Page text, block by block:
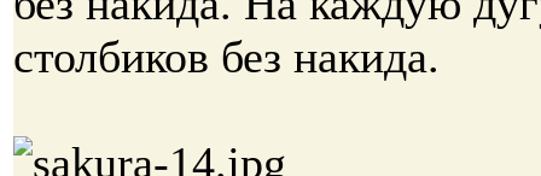
столбиков без накида.